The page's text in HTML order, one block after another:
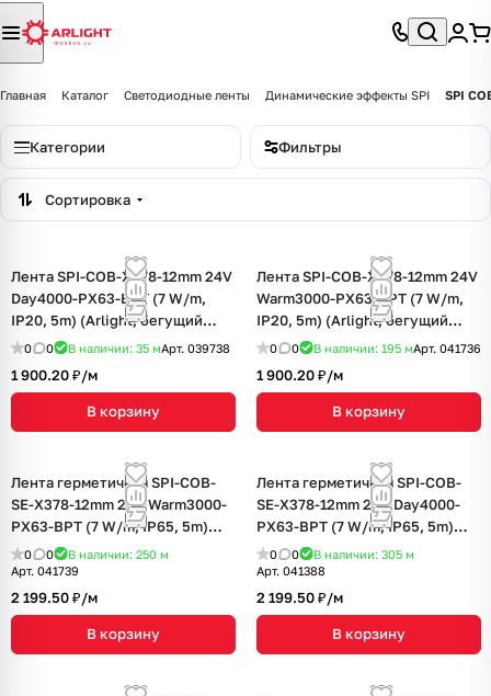
Главная Каталог Светодиодные ленты Динамические эффекты SPI SPI
Категории Фильтры
Сортировка
Лента SPI-COB-X378-12mm 24V
Day4000-PX63-BPT (7 W/m,
IP20, 5m) (Arlight, бегущий
огонь)
0 0 В наличии: 35 мАрт. 039738
1 900.20 ₽/м
В корзину
Лента SPI-COB-X378-12mm 24V
Warm3000-PX63-BPT (7 W/m,
IP20, 5m) (Arlight, бегущий
огонь)
0 0 В наличии: 195 мАрт. 041736
1 900.20 ₽/м
В корзину
Лента герметичная SPI-COB-
SE-X378-12mm 24V Warm3000-
PX63-BPT (7 W/m, IP65, 5m)
(Arlight, бегущий огонь)
0 0 В наличии: 250 м
Арт. 041739
2 199.50 ₽/м
В корзину
Лента герметичная SPI-COB-
SE-X378-12mm 24V Day4000-
PX63-BPT (7 W/m, IP65, 5m)
(Arlight, бегущий огонь)
0 0 В наличии: 305 м
Арт. 041388
2 199.50 ₽/м
В корзину